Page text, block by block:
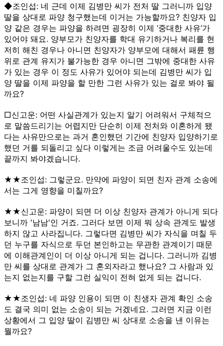
◆조인섭: 네 근데 이제 김병만 씨가 전처 딸 그러니까 입양
딸을 상대로 파양 청구했는데 이거는 가능할까요? 친양자 입
양 같은 경우는 파양을 하려면 굉장히 이제 ‘중대한 사유’가
있어야 돼요. 양부모가 친양자를 학대 유기하거나 복리를 현
저히 해친 경우나 아니면 친양자가 양부모에 대해서 패륜 행
위로 관계 유지가 불가능한 경우 아니면 그밖에 중대한 사유
가 있는 경우 이 정도 사유가 있어야 되는데 김병만 씨가 입
양 딸을 이제 파양을 할 만한 그런 사유가 있는 걸로 봐야 될
까요?
□신고운: 어떤 사실관계가 있는지 알기 어려워서 구체적으
로 말씀드리기는 어렵지만 단순히 이제 전처와 이혼하게 됐
다는 사유만으로는 과거 혼인했던 기간에 친양자 입양하기로
했던 거를 되돌리고 싶다 이렇게는 조금 어려울수도 있는데
끝까지 봐야겠습니다.
★★조인섭: 그렇군요. 만약에 파양이 되면 친자 관계 소송에
서는 그게 영향을 미칠까요?
★★신고운: 파양이 되면 더 이상 친양자 관계가 아니게 되다
보니까 '남남'인 거죠. 그러다 보면 이제 뭐 상속 관계도 발생
하지 않고 사라집니다. 그렇다면 김병만 씨가 자식을 며칠 두
던 누구를 자식으로 두던 본인하고는 무관한 관계이기 때문
에 이해관계인이 더 이상 아니게 되는 겁니다. 그러니까 김병
만 씨를 상대로 관계가 그 혼외자라고 했나요? 그 사람과 있
는지 없는지를 구할 그런 실익이 전혀 없게 되는 겁니다.
★★조인섭: 네 파양 인용이 되면 이 친생자 관계 확인 소송
도 결국 의미 없는 소송이 되는 거겠네요. 그러면 지금 이런
상황에서 그 입양 딸이 김병만 씨 상대로 소송을 낸 이유는
뭘까요?